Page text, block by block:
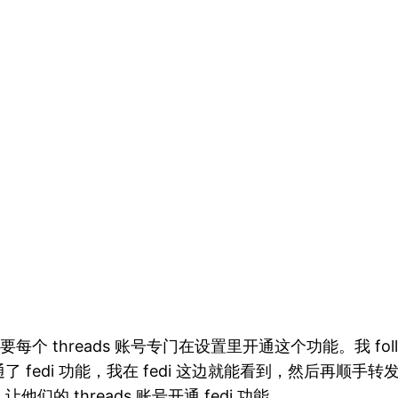
每个 threads 账号专门在设置里开通这个功能。我
fedi 功能，我在 fedi 这边就能看到，然后再顺手转